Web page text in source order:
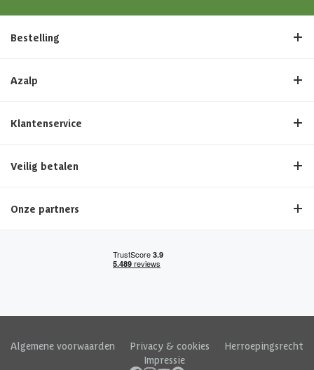
Bestelling
Azalp
Klantenservice
Veilig betalen
Onze partners
Algemene voorwaarden Privacy & cookies
Herroepingsrecht
Impressie